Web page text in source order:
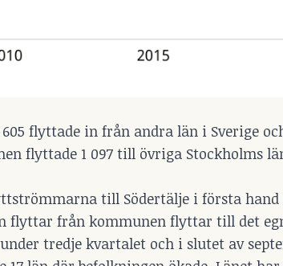
flyttade in från andra län i Sverige
flyttade 1 097 till övriga Stockholms
till Södertälje i första
flyttar från kommunen flyttar till det
tredje kvartalet och i slutet av